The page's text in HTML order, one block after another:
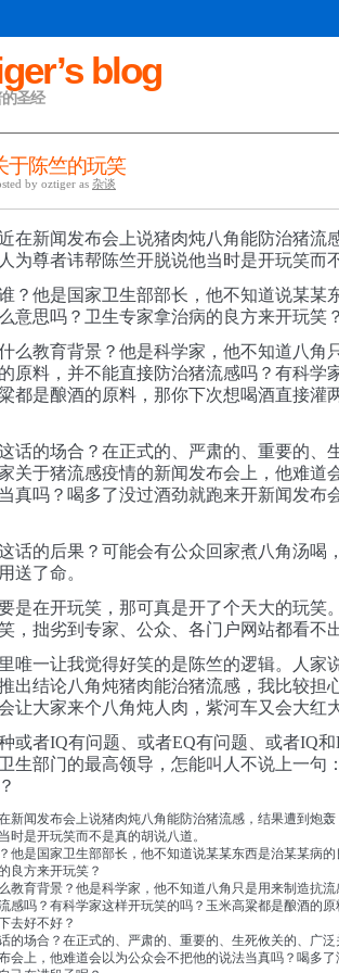
blog
圣经
于陈竺的玩笑
by oztiger as 杂谈
在新闻发布会上说猪肉炖八角能防治猪流
为尊者讳帮陈竺开脱说他当时是开玩笑而
？他是国家卫生部部长，他不知道说某某
意思吗？ 卫生专家拿治病的良方来开玩笑？
么教育背景？他是科学家，他不知道八角
原料，并不能直接防治猪流感吗？有科学
都是酿酒的原料，那你下次想喝酒直接灌
话的场合？在正式的、严肃的、重要的、
关于猪流感疫情的新闻发布会上，他难道
真吗？喝多了没过酒劲就跑来开新闻发布
话的后果？可能会有公众回家煮八角汤喝
送了命。
是在开玩笑，那可真是开了个天大的玩笑
，拙劣到专家、公众、各门户网站都看不
唯一让我觉得好笑的是陈竺的逻辑。人家
出结论八角炖猪肉能治猪流感，我比较担
让大家来个八角炖人肉，紫河车又会大红
或者IQ有问题、或者EQ有问题、或者IQ
生部门的最高领导，怎能叫人不说上一句
新闻发布会上说猪肉炖八角能防治猪流感，结果遭到炮
时是开玩笑而不是真的胡说八道。
他是国家卫生部部长，他不知道说某某东西是治某某病
良方来开玩笑？
教育背景？他是科学家，他不知道八角只是用来制造抗
感吗？有科学家这样开玩笑的吗？玉米高粱都是酿酒的
去好不好？
的场合？在正式的、严肃的、重要的、生死攸关的、广
会上，他难道会以为公众会不把他的说法当真吗？喝多